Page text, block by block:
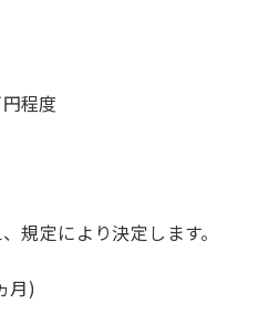
程度
規定により決定します。
月)